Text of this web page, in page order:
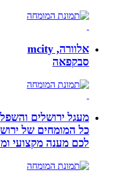
אלוורה, mcity
סבקפאה
מעגל ירושלים והשפלה
כל המומחים של ירושלים
לכם מענה מקצועי ומהימן